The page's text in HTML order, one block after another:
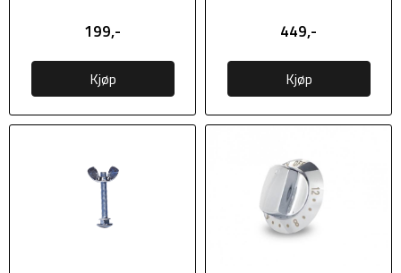
199,-
Kjøp
449,-
Kjøp